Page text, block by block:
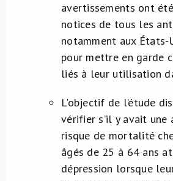
avertissements ont
notices de tous les
notamment aux États-
pour mettre en garde
liés à leur utilisation
L'objectif de l’étude
vérifier s’il y avait une
risque de mortalité
âgés de 25 à 64 ans
dépression lorsque